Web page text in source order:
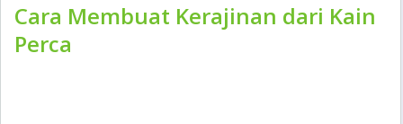
Cara Membuat Kerajinan dari Kain
Perca